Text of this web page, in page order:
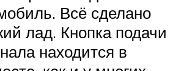
Всё сделано
лад. Кнопка подачи
находится в